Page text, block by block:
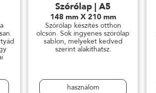
Szórólap | A5
148 mm X 210 mm
Szórólap készítés otthon
olcsón. Sok ingyenes szórólap
sablon, melyeket kedved
szerint alakíthatsz.
használom